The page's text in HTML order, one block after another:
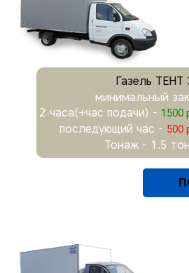
Газель ТЕНТ
минимальный
2 часа(+час подачи) - 1500
последующий час - 500
Тонаж - 1.5